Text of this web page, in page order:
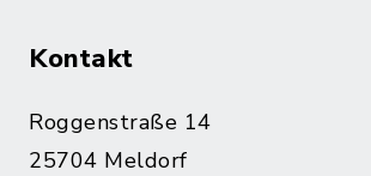
Kontakt
Roggenstraße 14
25704 Meldorf